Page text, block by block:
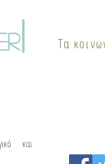
λύσεις
| Τα
και